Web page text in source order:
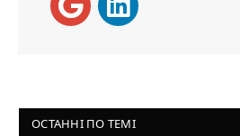
ОСТАННІ ПО ТЕМІ